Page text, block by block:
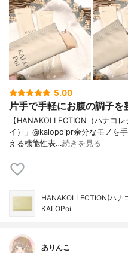
5.00
片手で手軽にお腹の調子を
【HANAKOLLECTION（ハナコ
イ）」@kalopoipr余分なモノを
える機能性表…続きを見る
HANAKOLLECTION(ハナ
KALOPoi
ありんこ